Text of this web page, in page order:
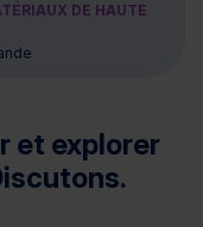
DE HAUTE
et explorer